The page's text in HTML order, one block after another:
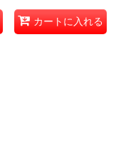
カートに入れる